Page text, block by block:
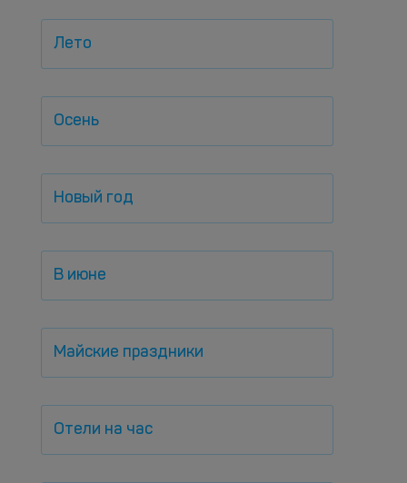
Лето
Осень
Новый год
В июне
Майские праздники
Отели на час